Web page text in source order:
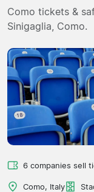
Travel Agencies
Como tickets &
Sinigaglia, Como.
6 companies sell
Como, Italy